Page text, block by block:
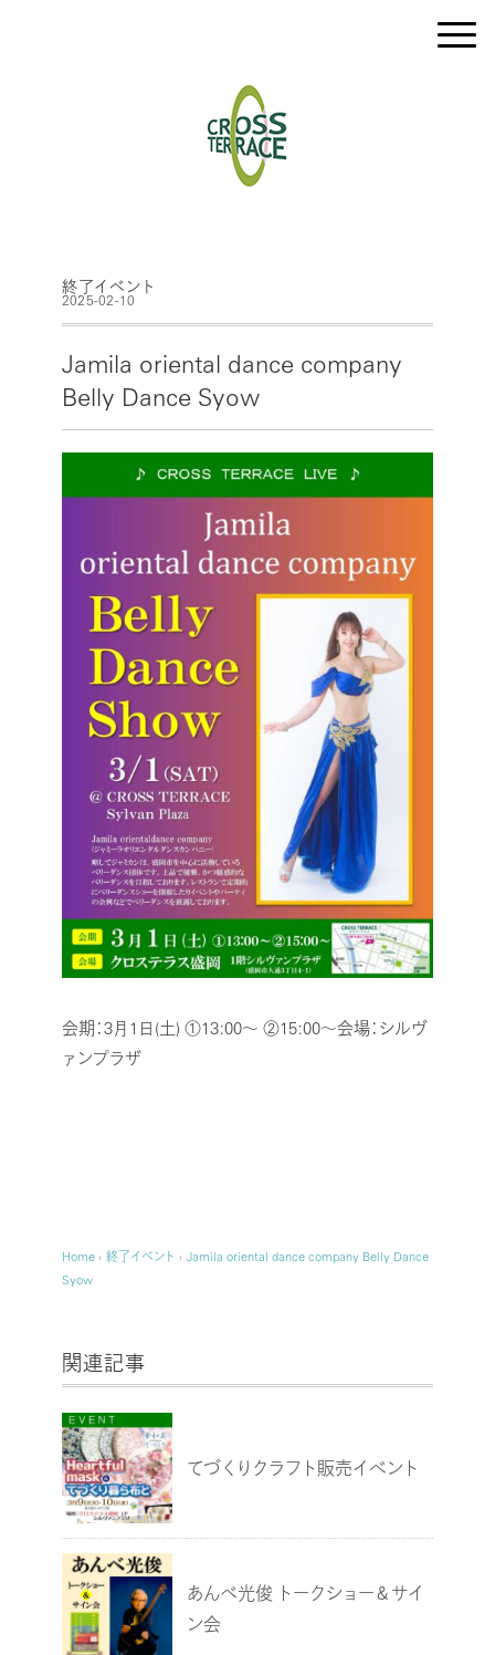
終了イベント
2025-02-10
Jamila oriental dance company
Belly Dance Syow
会期：3月1日(土) ①13:00～ ②15:00～会場：シルヴ
ァンプラザ
Home › 終了イベント › Jamila oriental dance company Belly Dance
Syow
関連記事
てづくりクラフト販売イベント
あんべ光俊 トークショー＆サイ
ン会